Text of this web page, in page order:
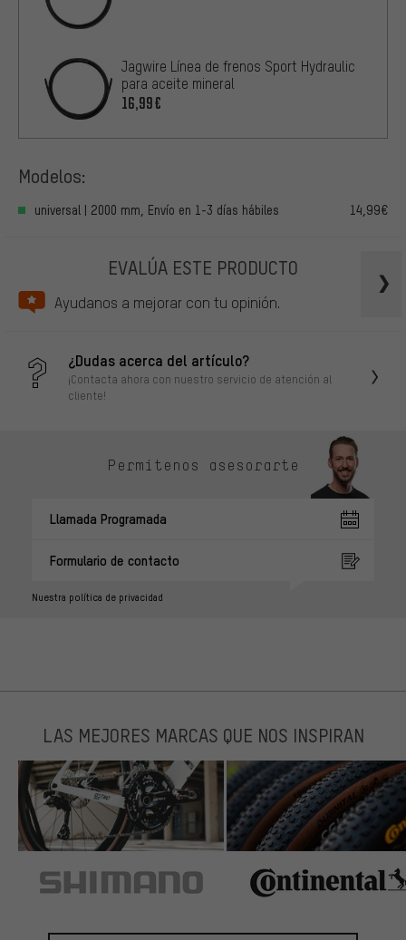
Jagwire Línea de frenos Sport Hydraulic
para aceite mineral
16,99€
Modelos:
universal | 2000 mm, Envío en 1-3 días hábiles 14,99€
EVALÚA ESTE PRODUCTO
Ayudanos a mejorar con tu opinión.
¿Dudas acerca del artículo?
¡Contacta ahora con nuestro servicio de atención al
cliente!
Permítenos asesorarte
Llamada Programada
Formulario de contacto
Nuestra política de privacidad
LAS MEJORES MARCAS QUE NOS INSPIRAN